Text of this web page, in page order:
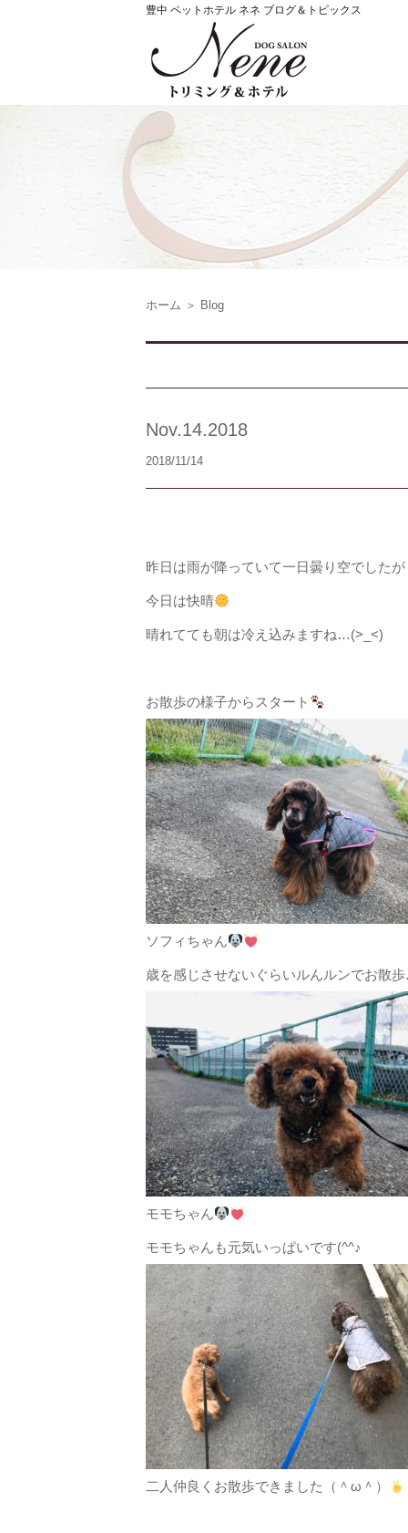
豊中 ペットホテル ネネ ブログ＆トピックス
ホーム ＞ Blog
Nov.14.2018
2018/11/14
昨日は雨が降っていて一日曇り空でしたが
今日は快晴
晴れてても朝は冷え込みますね…(>_<)
お散歩の様子からスタート
ソフィちゃん
歳を感じさせないぐらいルんルンでお散歩
モモちゃん
モモちゃんも元気いっぱいです(^^♪
二人仲良くお散歩できました（＾ω＾）